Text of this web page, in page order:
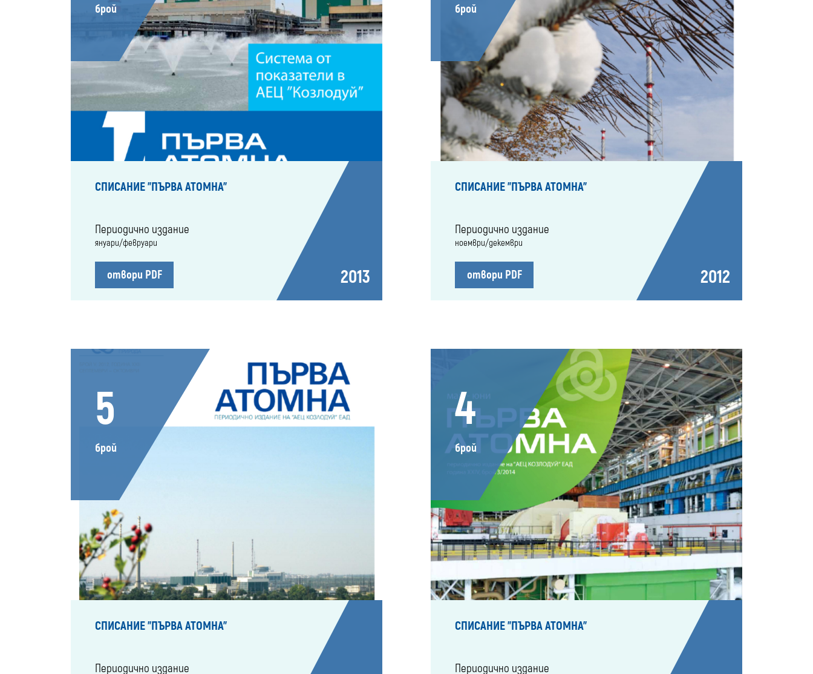
брой
СПИСАНИЕ "ПЪРВА АТОМНА"
Периодично издание
януари/февруари
отвори PDF 2013
брой
СПИСАНИЕ "ПЪРВА АТОМНА"
Периодично издание
ноември/декември
отвори PDF 2012
5
брой
СПИСАНИЕ "ПЪРВА АТОМНА"
Периодично издание
4
брой
СПИСАНИЕ "ПЪРВА АТОМНА"
Периодично издание